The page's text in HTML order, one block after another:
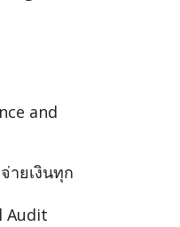
and
ายเงินทุก
Audit